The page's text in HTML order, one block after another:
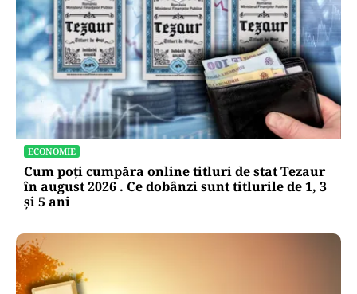
ECONOMIE
Cum poți cumpăra online titluri de stat Tezaur
în august 2026 . Ce dobânzi sunt titlurile de 1, 3
și 5 ani